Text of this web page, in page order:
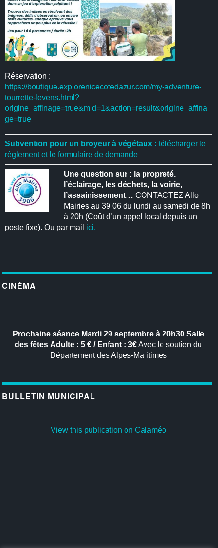
Réservation :
https://boutique.explorenicecotedazur.com/my-adventure-
tourrette-levens.html?
origine_affinage=true&mid=1&action=result&origine_affina
ge=true
Subvention pour un broyeur à végétaux : télécharger le
règlement et le formulaire de demande
Une question sur : la propreté,
l’éclairage, les déchets, la voirie,
l’assainissement… CONTACTEZ Allo
Mairies au 39 06 du lundi au samedi de 8h
à 20h (Coût d’un appel local depuis un
poste fixe). Ou par mail ici.
CINÉMA
Prochaine séanceMardi 29 septembre à 20h30 Salle
des fêtes Adulte : 5 € / Enfant : 3€Avec le soutien du
Département des Alpes-Maritimes
BULLETIN MUNICIPAL
View this publication on Calaméo